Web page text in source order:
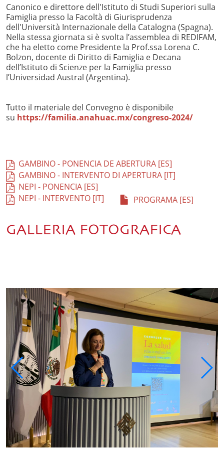
Canonico e direttore dell'Istituto di Studi Superiori sulla
Famiglia presso la Facoltà di Giurisprudenza
dell'Università Internazionale della Catalogna (Spagna).
Nella stessa giornata si è svolta l’assemblea di REDIFAM,
che ha eletto come Presidente la Prof.ssa Lorena C.
Bolzon, docente di Diritto di Famiglia e Decana
dell’Istituto di Scienze per la Famiglia presso
l’Universidad Austral (Argentina).
Tutto il materiale del Convegno è disponibile
su https://familia.anahuac.mx/congreso-2024/
GAMBINO - PONENCIA DE ABERTURA [ES]
GAMBINO - INTERVENTO DI APERTURA [IT]
NEPI - PONENCIA [ES]
NEPI - INTERVENTO [IT]
PROGRAMA [ES]
GALLERIA FOTOGRAFICA